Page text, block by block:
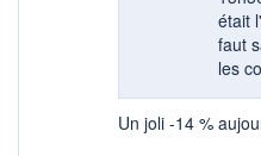
était
faut
les
Un joli -14 %